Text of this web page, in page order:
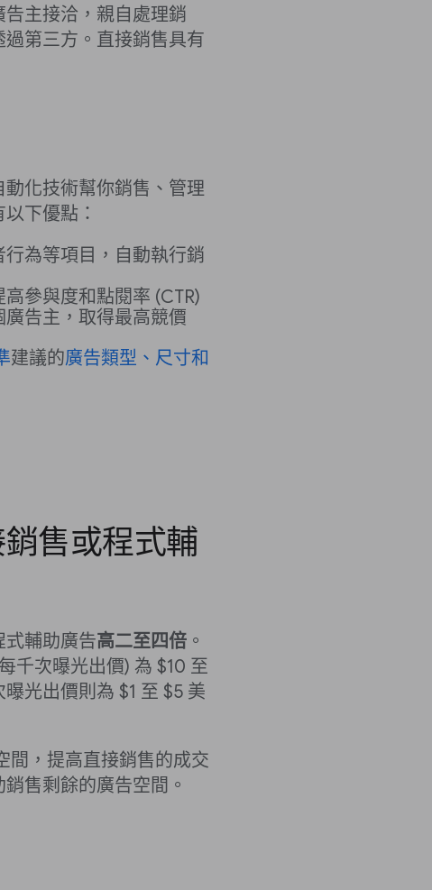
主接洽，親自處理銷
第三方。直接銷售具有
化技術幫你銷售、管理
下優點：
為等項目，自動執行銷
參與度和點閱率 (CTR)
告主，取得最高競價
建議的廣告類型、尺寸和
售或程式輔
輔助廣告高二至四倍 。
千次曝光出價) 為 $10 至
光出價則為 $1 至 $5 美
間，提高直接銷售的成交
售剩餘的廣告空間。